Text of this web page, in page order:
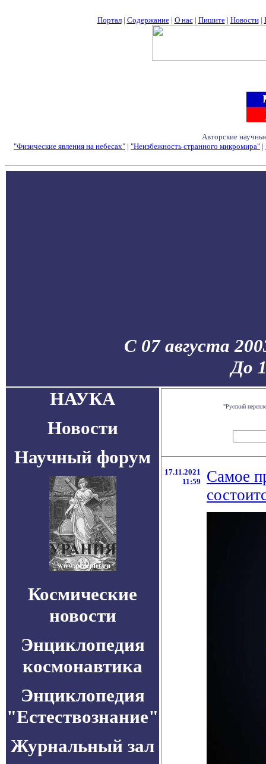
Портал| Содержание| О нас| Пишите| Новости|
Авторские
"Физические явления на небесах" | "Неизбежность странного микромира" |
С 07 августа
До
НАУКА
Новости
Научный форум
Космические
новости
Энциклопедия
космонавтика
Энциклопедия
"Естествознание"
Журнальный зал
"Русский
17.11.2021
11:59
Самое